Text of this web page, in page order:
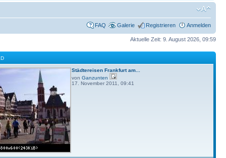
FAQ Galerie Registrieren Anmelden
Aktuelle Zeit: 9. August 2026, 09:59
Städtereisen Frankfurt am...
von Ganzunten
17. November 2011, 09:41